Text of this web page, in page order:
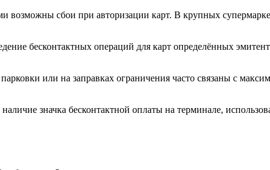
возможны сбои при авторизации карт. В крупных
бесконтактных операций для карт определённых
или на заправках ограничения часто связаны с
значка бесконтактной оплаты на терминале,